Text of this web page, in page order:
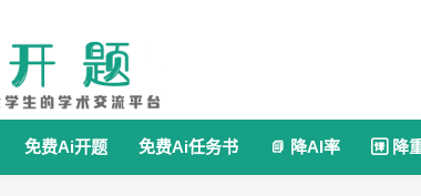
免费Ai开题 免费Ai任务书  降AI率  降